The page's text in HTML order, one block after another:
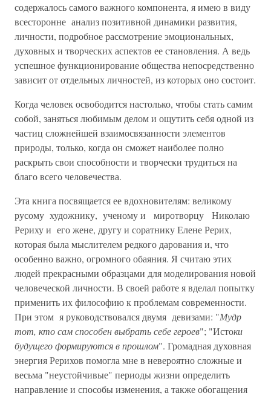
содержалось самого важного компонента, я имею в виду
всесторонне анализ позитивной динамики развития,
личности, подробное рассмотрение эмоциональных,
духовных и творческих аспектов ее становления. А ведь
успешное функционирование общества непосредственно
зависит от отдельных личностей, из которых оно состоит.
Когда человек освободится настолько, чтобы стать самим
собой, заняться любимым делом и ощутить себя одной из
частиц сложнейшей взаимосвязанности элементов
природы, только, когда он сможет наиболее полно
раскрыть свои способности и творчески трудиться на
благо всего человечества.
Эта книга посвящается ее вдохновителям: великому
русому художнику, ученому и миротворцу Николаю
Рериху и его жене, другу и соратнику Елене Рерих,
которая была мыслителем редкого дарования и, что
особенно важно, огромного обаяния. Я считаю этих
людей прекрасными образцами для моделирования новой
человеческой личности. В своей работе я вделал попытку
применить их философию к проблемам современности.
При этом я руководствовался двумя девизами: "Мудр
тот, кто сам способен выбрать себе героев"; "Истоки
будущего формируются в прошлом". Громадная духовная
энергия Рерихов помогла мне в невероятно сложные и
весьма "неустойчивые" периоды жизни определить
направление и способы изменения, а также обогащения